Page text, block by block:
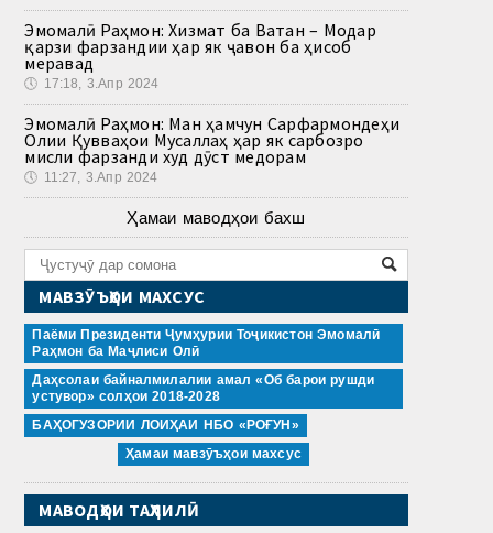
Эмомалӣ Раҳмон: Хизмат ба Ватан – Модар
қарзи фарзандии ҳар як ҷавон ба ҳисоб
меравад
🕔 17:18, 3.Апр 2024
Эмомалӣ Раҳмон: Ман ҳамчун Сарфармондеҳи
Олии Қувваҳои Мусаллаҳ ҳар як сарбозро
мисли фарзанди худ дӯст медорам
🕔 11:27, 3.Апр 2024
Ҳамаи маводҳои бахш
МАВЗӮЪҲОИ МАХСУС
Паёми Президенти Ҷумҳурии Тоҷикистон Эмомалӣ
Раҳмон ба Маҷлиси Олӣ
Даҳсолаи байналмилалии амал «Об барои рушди
устувор» солҳои 2018-2028
БАҲОГУЗОРИИ ЛОИҲАИ НБО «РОҒУН»
Ҳамаи мавзӯъҳои махсус
МАВОДҲОИ ТАҲЛИЛӢ